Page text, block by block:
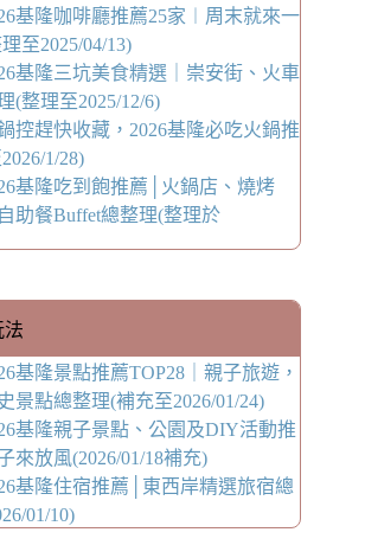
基隆咖啡廳推薦25家︱周末就來一
至2025/04/13)
基隆三坑美食精選｜崇安街、火車
(整理至2025/12/6)
控趕快收藏，2026基隆必吃火鍋推
1/28)
基隆吃到飽推薦│火鍋店、燒烤
助餐Buffet總整理(整理於
法
基隆景點推薦TOP28｜親子旅遊，
景點總整理(補充至2026/01/24)
基隆親子景點、公園及DIY活動推
來放風(2026/01/18補充)
基隆住宿推薦│東西岸精選旅宿總
01/10)